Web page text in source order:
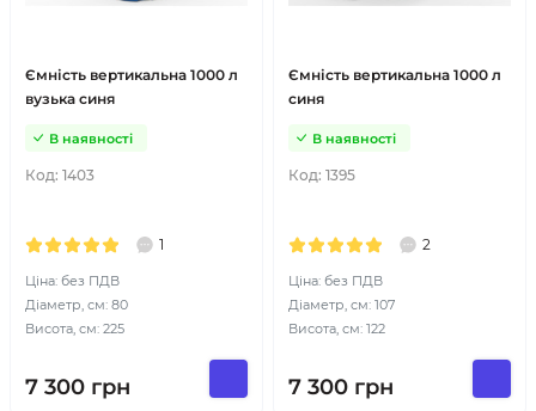
Ємність вертикальна 1000 л
вузька синя
Код: 1403
В наявності
1
Ціна: без ПДВ
Діаметр, см: 80
Висота, см: 225
7 300 грн
Ємність вертикальна 1000 л
синя
Код: 1395
В наявності
2
Ціна: без ПДВ
Діаметр, см: 107
Висота, см: 122
7 300 грн